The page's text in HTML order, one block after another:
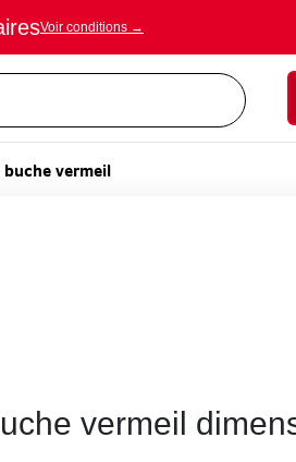
Voir conditions →
buche vermeil
vermeil